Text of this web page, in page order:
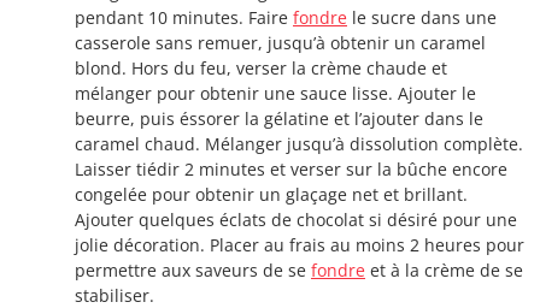
pendant 10 minutes. Faire fondre le sucre dans une
casserole sans remuer, jusqu’à obtenir un caramel
blond. Hors du feu, verser la crème chaude et
mélanger pour obtenir une sauce lisse. Ajouter le
beurre, puis éssorer la gélatine et l’ajouter dans le
caramel chaud. Mélanger jusqu’à dissolution complète.
Laisser tiédir 2 minutes et verser sur la bûche encore
congelée pour obtenir un glaçage net et brillant.
Ajouter quelques éclats de chocolat si désiré pour une
jolie décoration. Placer au frais au moins 2 heures pour
permettre aux saveurs de se fondre et à la crème de se
stabiliser.